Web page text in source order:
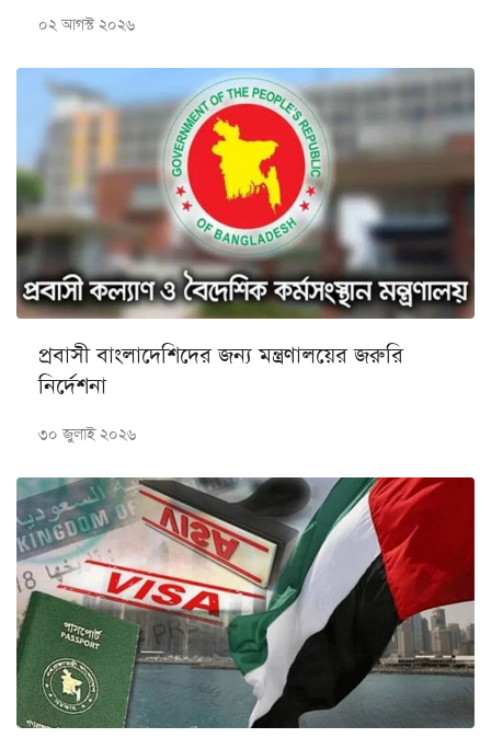
০২ আগস্ট ২০২৬
প্রবাসী বাংলাদেশিদের জন্য মন্ত্রণালয়ের জরুরি
নির্দেশনা
৩০ জুলাই ২০২৬